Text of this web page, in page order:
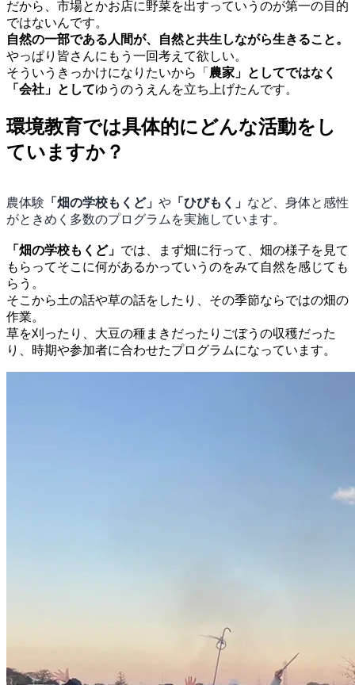
だから、市場とかお店に野菜を出すっていうのが第一の目的
ではないんです。
自然の一部である人間が、自然と共生しながら生きること。
やっぱり皆さんにもう一回考えて欲しい。
そういうきっかけになりたいから「 農家」としてではなく
「会社」としてゆうのうえんを立ち上げたんです。
環境教育では具体的にどんな活動をし
ていますか？
農体験 「畑の学校もくど」 や 「ひびもく」 など、身体と感性
がときめく多数のプログラムを実施しています。
「畑の学校もくど」 では、まず畑に行って、畑の様子を見て
もらってそこに何があるかっていうのをみて自然を感じても
らう。
そこから土の話や草の話をしたり、その季節ならではの畑の
作業。
草を刈ったり、大豆の種まきだったりごぼうの収穫だった
り、時期や参加者に合わせたプログラムになっています。